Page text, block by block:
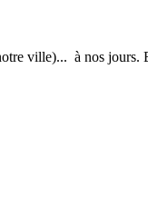
ville)... à nos jours.